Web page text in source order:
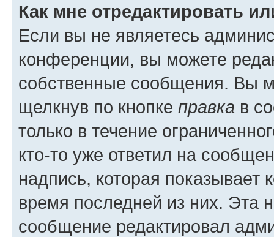
Как мне отредактировать
Если вы не являетесь
конференции, вы можете
собственные сообщения. Вы
щелкнув по кнопке правка в
только в течение
кто-то уже ответил на
надпись, которая показывает
время последней из них. Эта
сообщение редактировал